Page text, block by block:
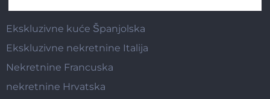
Ekskluzivne kuće Španjolska
Ekskluzivne nekretnine Italija
Nekretnine Francuska
nekretnine Hrvatska